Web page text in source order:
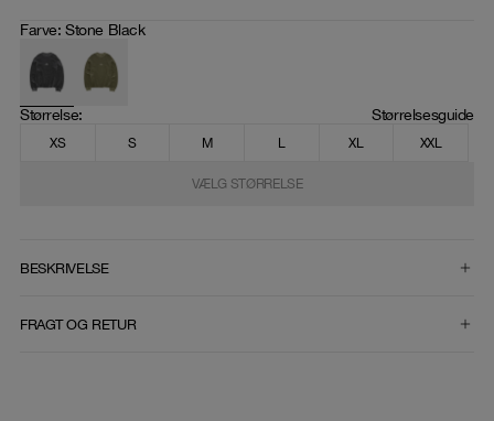
Farve:Stone Black
Størrelse: Størrelsesguide
XS S M L XL XXL
VÆLG STØRRELSE
BESKRIVELSE
FRAGT OG RETUR